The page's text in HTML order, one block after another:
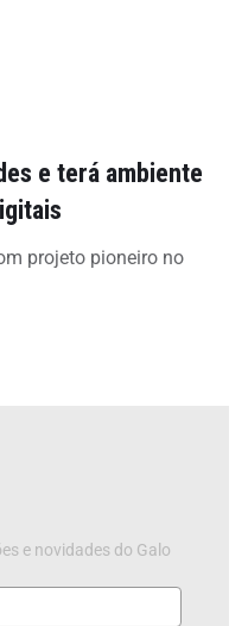
e terá ambiente
projeto pioneiro no
e novidades do Galo